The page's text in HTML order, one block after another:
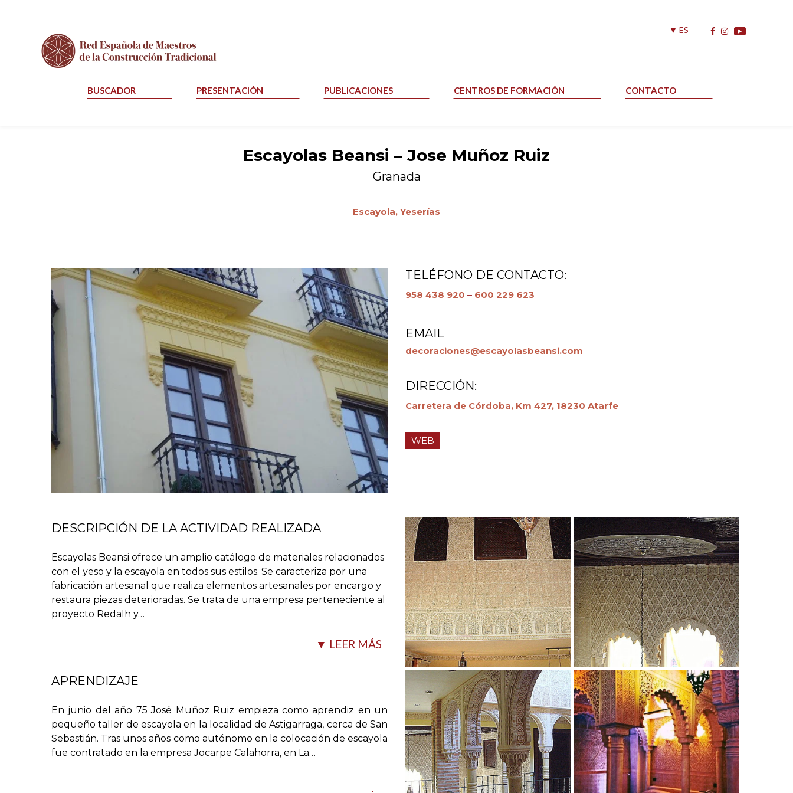
▼ ES
BUSCADOR PRESENTACIÓN PUBLICACIONES CENTROS DE FORMACIÓN CONTACTO
Escayolas Beansi – Jose Muñoz Ruiz
Granada
Escayola, Yeserías
TELÉFONO DE CONTACTO:
958 438 920 – 600 229 623
EMAIL
decoraciones@escayolasbeansi.com
DIRECCIÓN:
Carretera de Córdoba, Km 427, 18230 Atarfe
WEB
DESCRIPCIÓN DE LA ACTIVIDAD REALIZADA
Escayolas Beansi ofrece un amplio catálogo de materiales relacionados
con el yeso y la escayola en todos sus estilos. Se caracteriza por una
fabricación artesanal que realiza elementos artesanales por encargo y
restaura piezas deterioradas. Se trata de una empresa perteneciente al
proyecto Redalh y…
a la guía de artesanos del Instituto Andaluz del Patrimonio Histórico.
Cuando se trata de una talla nueva, se procede a pasarla del dibujo a
dependiendo de lo compleja que sea la pieza, se fabricará en escayola,
▼ LEER MÁS
APRENDIZAJE
En junio del año 75 José Muñoz Ruiz empieza como aprendiz en un
pequeño taller de escayola en la localidad de Astigarraga, cerca de San
Sebastián. Tras unos años como autónomo en la colocación de escayola
fue contratado en la empresa Jocarpe Calahorra, en La…